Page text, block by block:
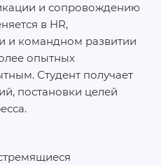
и сопровождению
в HR,
и командном развитии
опытных
Студент получает
постановки целей